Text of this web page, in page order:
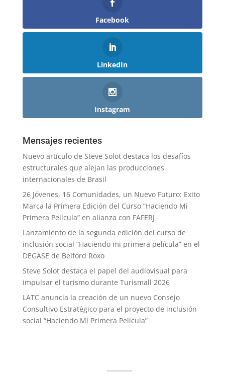
Facebook
LinkedIn
Instagram
Mensajes recientes
Nuevo artículo de Steve Solot destaca los desafíos
estructurales que alejan las producciones
internacionales de Brasil
26 Jóvenes, 16 Comunidades, un Nuevo Futuro: Exito
Marca la Primera Edición del Curso “Haciendo Mi
Primera Película” en alianza con FAFERJ
Lanzamiento de la segunda edición del curso de
inclusión social “Haciendo mi primera película” en el
DEGASE de Belford Roxo
Steve Solot destaca el papel del audiovisual para
impulsar el turismo durante Turismall 2026
LATC anuncia la creación de un nuevo Consejo
Consultivo Estratégico para el proyecto de inclusión
social “Haciendo Mi Primera Película”